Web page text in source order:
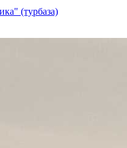
(турбаза)